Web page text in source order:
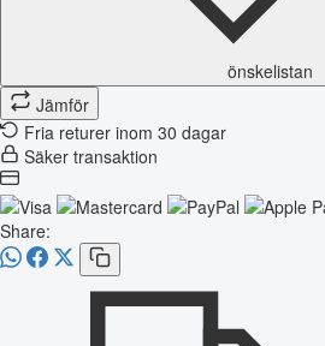
önskelistan
Jämför
Fria returer inom 30 dagar
Säker transaktion
Share: